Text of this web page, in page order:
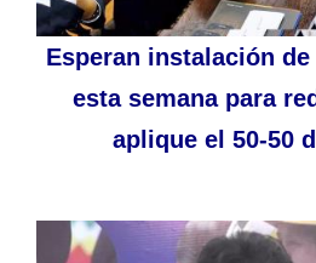
Esperan instalación
esta semana para
aplique el 50-50